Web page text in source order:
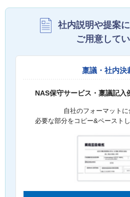
社内説明や提案
ご用意して
稟議・社内決
NAS保守サービス・稟議記入
自社のフォーマットに
必要な部分をコピー&ペースト